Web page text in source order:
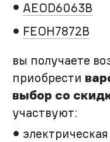
AEOD6063B
FEOH7872B
вы получаете
приобрести
выбор со
участвуют:
электрическая